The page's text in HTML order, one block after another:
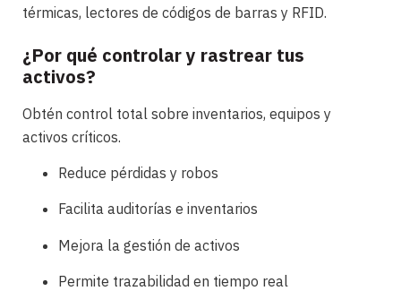
térmicas, lectores de códigos de barras y RFID.
¿Por qué controlar y rastrear tus
activos?
Obtén control total sobre inventarios, equipos y
activos críticos.
Reduce pérdidas y robos
Facilita auditorías e inventarios
Mejora la gestión de activos
Permite trazabilidad en tiempo real